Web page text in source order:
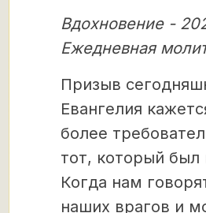
Вдохновение -
Ежедневная
Призыв
Евангелия
более
тот, который был
Когда нам
наших врагов и